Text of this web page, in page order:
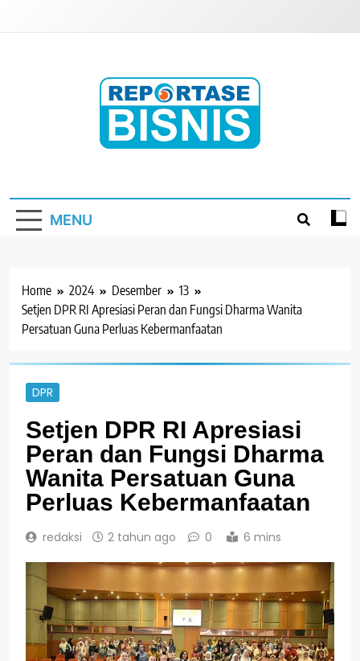
MENU
Home 2024 Desember
13
Setjen DPR RI Apresiasi Peran dan Fungsi Dharma Wanita
Persatuan Guna Perluas Kebermanfaatan
DPR
Setjen DPR RI Apresiasi
Peran dan Fungsi Dharma
Wanita Persatuan Guna
Perluas Kebermanfaatan
redaksi 2 tahun ago 0 6 mins